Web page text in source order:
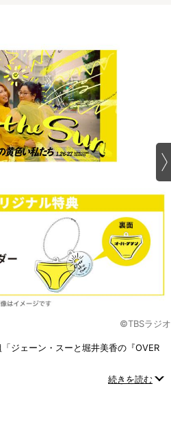
©TBSラジオ
ジェーン・スーと堀井美香の『OVER
堂）で開催したイベントがBlu-rayにな
続きを読む